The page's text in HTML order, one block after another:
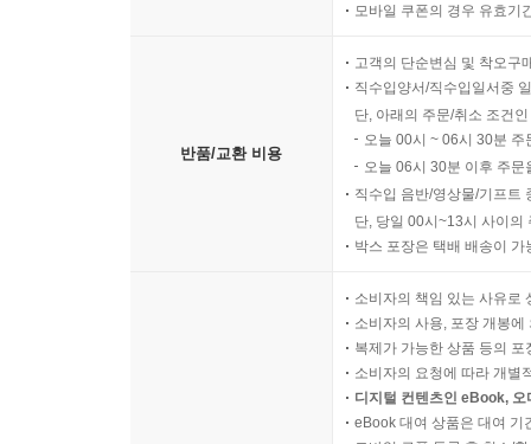
모바일 쿠폰의 경우 유효기
반품/교환 비용
고객의 단순변심 및 착오구
직수입양서/직수입일서중
단, 아래의 주문/취소 조건
오늘 00시 ~ 06시 30분
오늘 06시 30분 이후 주
직수입 음반/영상물/기프트
단, 당일 00시~13시 사이의
박스 포장은 택배 배송이
소비자의 책임 있는 사유로
소비자의 사용, 포장 개봉
복제가 가능한 상품 등의
소비자의 요청에 따라 개별
디지털 컨텐츠인 eBook,
eBook 대여 상품은 대여 기